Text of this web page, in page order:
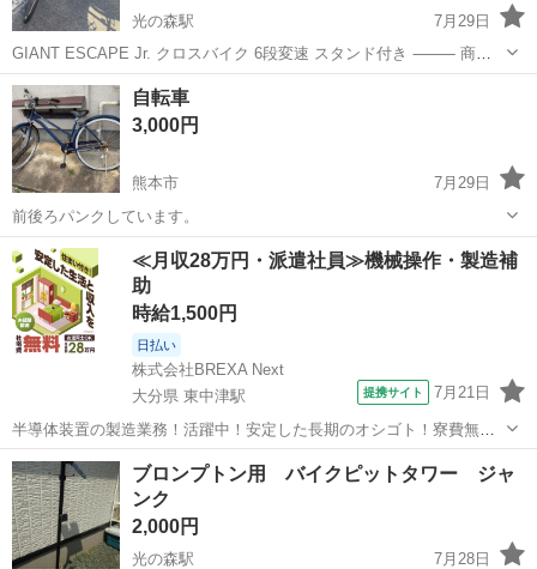
光の森駅
7月29日
GIANT ESCAPE Jr. クロスバイク 6段変速 スタンド付き ⸻ 商品
説明 GIANT（ジャイアント）の人気クロスバイクです。 子供が小学生
4年から6年まで愛用してました。小柄でも自転車が軽いので乗りや
す...
熊本 合志市 光の森駅
自転車
3,000円
熊本市
7月29日
前後ろパンクしています。
熊本 熊本市 クロスバイク
≪月収28万円・派遣社員≫機械操作・製造補
助
時給1,500円
日払い
株式会社BREXA Next
大分県 東中津駅
提携サイト 7月21日
半導体装置の製造業務！活躍中！安定した長期のオシゴト！寮費無料
★赴任旅費会社負担◎20代～40代の男性活躍中★未経験活躍中！高時
給1,500円！《大分県中津市》 人気の工場のお仕事 ◇半導体装置内部
のシート製造◇ ＊クリー...
大分 中津市 東中津駅 その他
ブロンプトン用 バイクピットタワー ジャ
ンク
2,000円
光の森駅
7月28日